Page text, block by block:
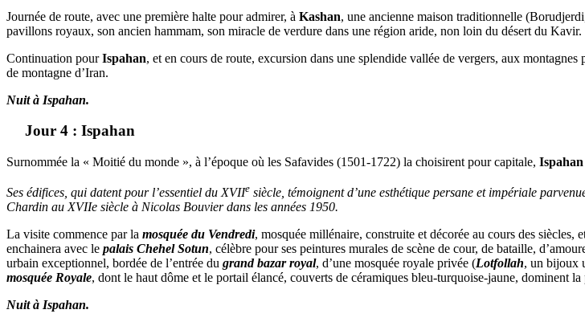
Journée de route, avec une première halte pour admirer, à Kashan, une ancienne maison traditionnelle
pavillons royaux, son ancien hammam, son miracle de verdure dans une région aride, non loin du désert du Kavir.
Continuation pourIspahan, et en cours de route, excursion dans une splendide vallée de vergers, aux
de montagne d’Iran.
Nuit à Ispahan.
Jour 4 : Ispahan
Surnommée la « Moitié du monde », à l’époque où les Safavides (1501-1722) la choisirent pour capitale, Ispahan
Ses édifices, qui datent pour l’essentiel du XVIIe siècle, témoignent d’une esthétique persane et impériale
Chardin au XVIIe siècle à Nicolas Bouvier dans les années 1950.
La visite commence par la mosquée du Vendredi, mosquée millénaire, construite et décorée au cours des
enchainera avec le palais Chehel Sotun, célèbre pour ses peintures murales de scène de cour, de bataille,
urbain exceptionnel, bordée de l’entrée du grand bazar royal, d’une mosquée royale privée (Lotfollah, un bijoux
mosquée Royale, dont le haut dôme et le portail élancé, couverts de céramiques bleu-turquoise-jaune, dominent la
Nuit à Ispahan.